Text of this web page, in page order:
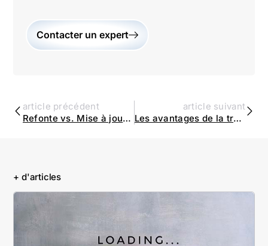
Contacter un expert
article précédent
Refonte vs. Mise à jour : Quand opter pour une refonte complète ? | Agence Omartin Marketing
article suivant
Les avantages de la transformation digitale pour les PME | Agence Omartin Marketing
+ d'articles